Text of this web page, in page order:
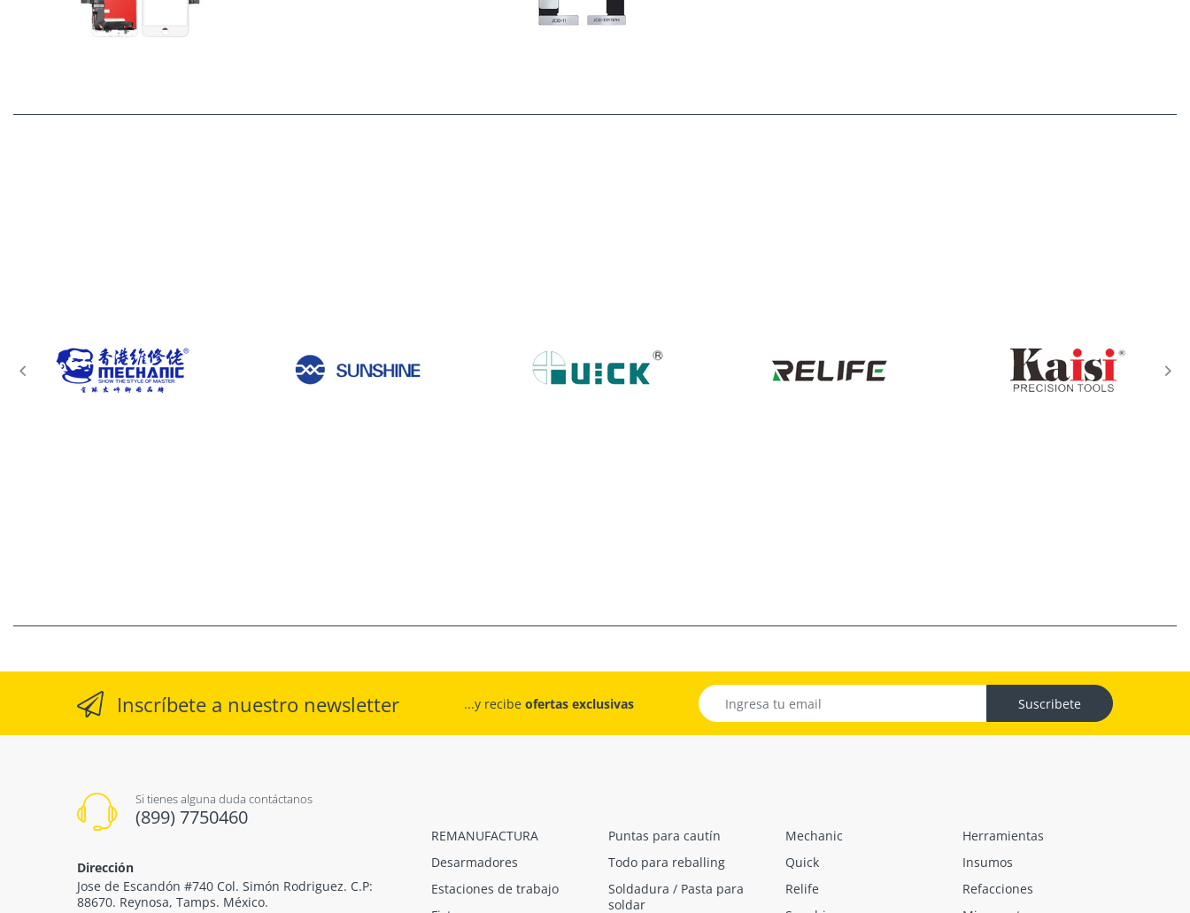
Inscríbete a nuestro newsletter ...y recibe ofertas exclusivas Suscribete
Si tienes alguna duda contáctanos
(899) 7750460
Dirección
Jose de Escandón #740 Col. Simón Rodriguez. C.P:
88670. Reynosa, Tamps. México.
REMANUFACTURA
Desarmadores
Estaciones de trabajo
Puntas para cautín
Todo para reballing
Soldadura / Pasta para
soldar
Mechanic
Quick
Relife
Herramientas
Insumos
Refacciones